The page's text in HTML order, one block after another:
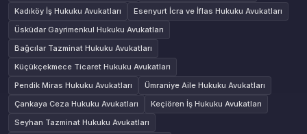
Kadıköy İş Hukuku Avukatları
Esenyurt İcra ve İflas Hukuku Avukatları
Üsküdar Gayrimenkul Hukuku Avukatları
Bağcılar Tazminat Hukuku Avukatları
Küçükçekmece Ticaret Hukuku Avukatları
Pendik Miras Hukuku Avukatları
Ümraniye Aile Hukuku Avukatları
Çankaya Ceza Hukuku Avukatları
Keçiören İş Hukuku Avukatları
Seyhan Tazminat Hukuku Avukatları